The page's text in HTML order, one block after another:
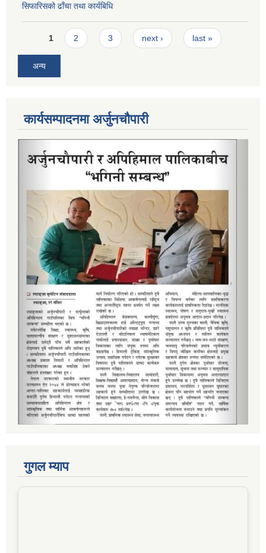
सिफारिसको ढाँचा तथा कार्यबिधि
Pages
1 2 3 next › last »
अन्य
कार्यसम्पादनमा अर्जुनचौपारी
गुगल म्याप